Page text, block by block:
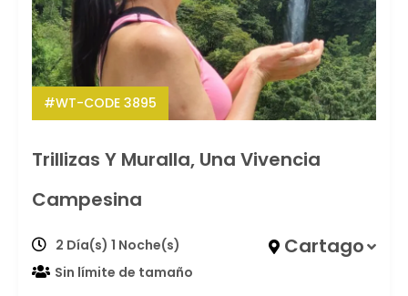
#WT-CODE 3895
Trillizas Y Muralla, Una Vivencia
Campesina
2 Día(s) 1 Noche(s) Cartago
Sin límite de tamaño